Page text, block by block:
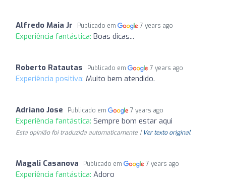
Alfredo Maia Jr Publicado em 7 years ago
Experiência fantástica: Boas dicas...
Roberto Ratautas Publicado em 7 years ago
Experiência positiva: Muito bem atendido.
Adriano Jose Publicado em 7 years ago
Experiência fantástica: Sempre bom estar aqui
Esta opinião foi traduzida automaticamente. | Ver texto original
Magali Casanova Publicado em 7 years ago
Experiência fantástica: Adoro